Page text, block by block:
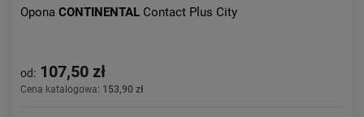
Opona CONTINENTAL Contact Plus City
od: 107,50 zł
Cena katalogowa: 153,90 zł